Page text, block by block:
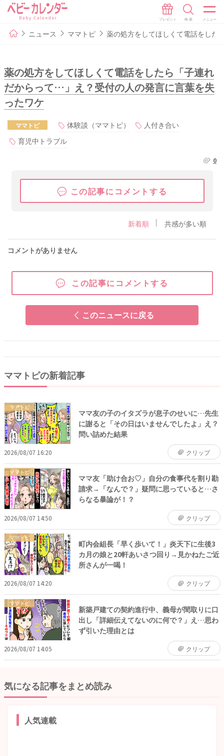
ニュース ママトピ 薬の処方をしてほしくて電話をした
薬の処方をしてほしくて電話をしたら「子連れ
だからって…」え？受付の人の発言に言葉を失
ったワケ
ママトピ 体験談（ママトピ）
人付き合い
育児中トラブル
0
この記事にコメントする
新着順 共感が多い順
コメントがありません
この記事にコメントする
このニュースに戻る
ママトピの新着記事
ママトピ
ママ友の子のイタズラが息子のせいに…先生
に謝ると「その日はいませんでしたよ」え？
問い詰めた結果
2026/08/07 16:20 クリップ
ママトピ
ママ友「助け合お♡」自分の食事代を割り勘
請求→「なんで？」疑問に思っていると…さ
らなる暴論が！？
2026/08/07 14:50 クリップ
ママトピ
町内会組長「早く歩いて！」炎天下に生後3
カ月の娘と20軒あいさつ回り→見かねたご近
所さんが一喝！
2026/08/07 14:20 クリップ
ママトピ
新築戸建ての契約進行中、義母が間取りに口
出し「詳細伝えてないのに何で？」え…思わ
ず引いた理由とは
2026/08/07 14:05 クリップ
気になる記事をまとめ読み
人気連載